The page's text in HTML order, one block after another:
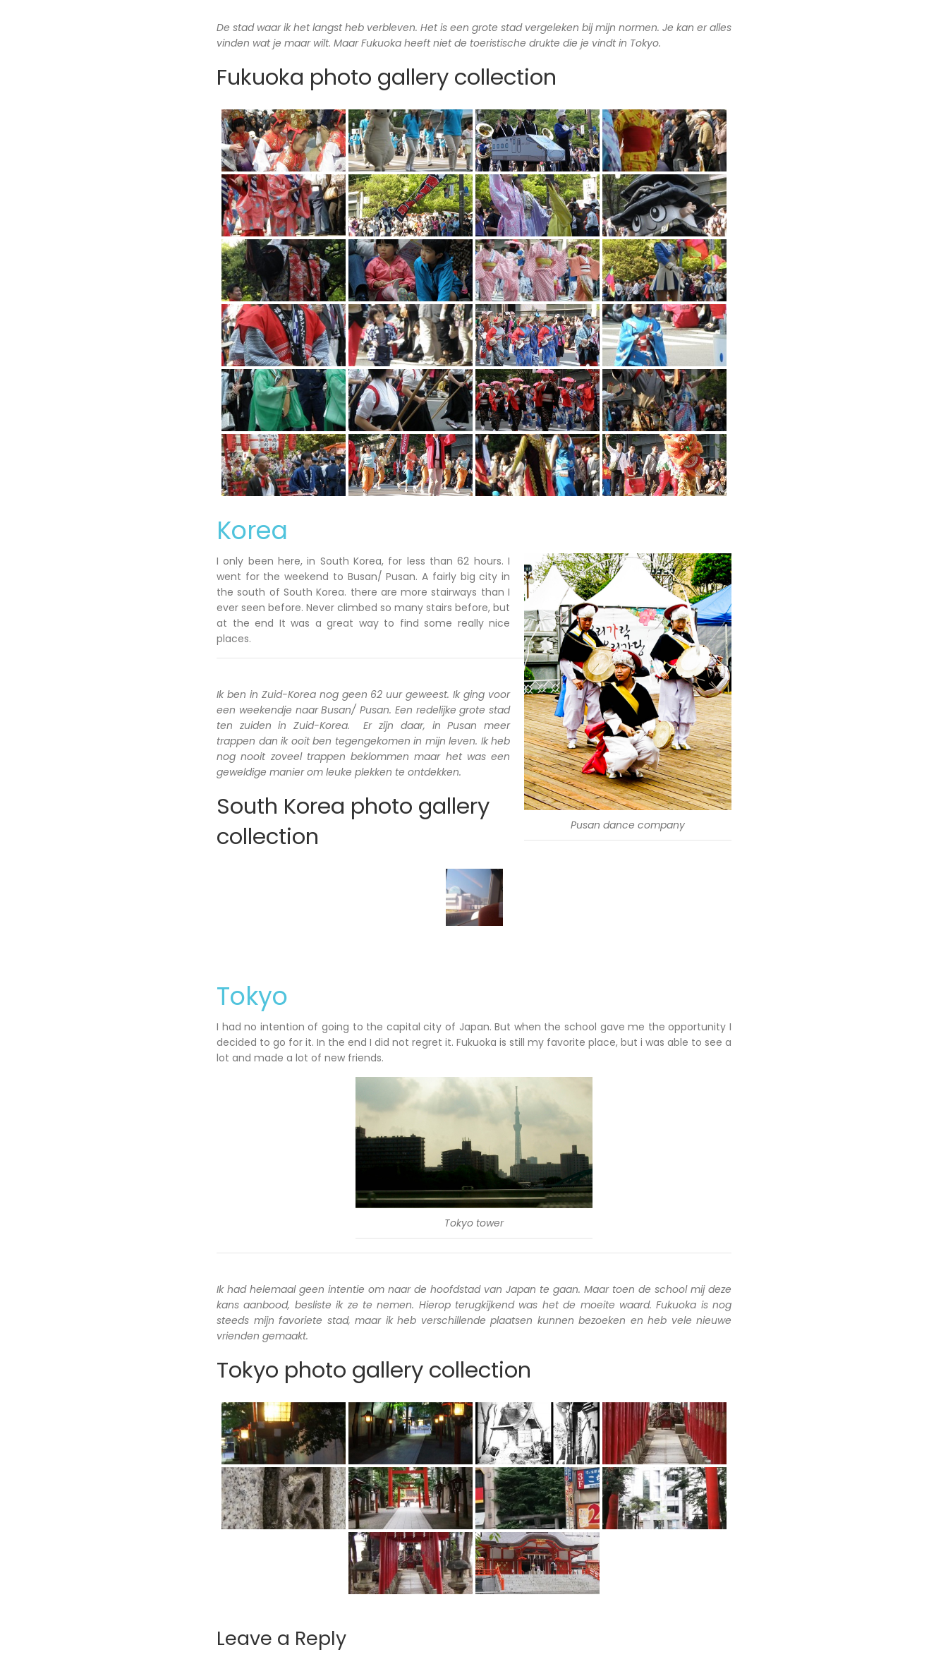
De stad waar ik het langst heb verbleven. Het is een grote stad vergeleken bij mijn normen. Je kan er alles
vinden wat je maar wilt. Maar Fukuoka heeft niet de toeristische drukte die je vindt in Tokyo.
Fukuoka photo gallery collection
Korea
Pusan dance company
I only been here, in South Korea, for less than 62 hours. I
went for the weekend to Busan/ Pusan. A fairly big city in
the south of South Korea. there are more stairways than I
ever seen before. Never climbed so many stairs before, but
at the end It was a great way to find some really nice
places.
Ik ben in Zuid-Korea nog geen 62 uur geweest. Ik ging voor
een weekendje naar Busan/ Pusan. Een redelijke grote stad
ten zuiden in Zuid-Korea. Er zijn daar, in Pusan meer
trappen dan ik ooit ben tegengekomen in mijn leven. Ik heb
nog nooit zoveel trappen beklommen maar het was een
geweldige manier om leuke plekken te ontdekken.
South Korea photo gallery
collection
Tokyo
I had no intention of going to the capital city of Japan. But when the school gave me the opportunity I
decided to go for it. In the end I did not regret it. Fukuoka is still my favorite place, but i was able to see a
lot and made a lot of new friends.
Tokyo tower
Ik had helemaal geen intentie om naar de hoofdstad van Japan te gaan. Maar toen de school mij deze
kans aanbood, besliste ik ze te nemen. Hierop terugkijkend was het de moeite waard. Fukuoka is nog
steeds mijn favoriete stad, maar ik heb verschillende plaatsen kunnen bezoeken en heb vele nieuwe
vrienden gemaakt.
Tokyo photo gallery collection
Leave a Reply